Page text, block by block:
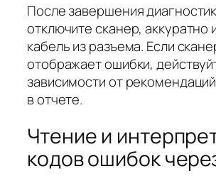
После завершения
отключите сканер, аккуратно
кабель из разъема. Если
отображает ошибки,
зависимости от
в отчете.
Чтение и
кодов ошибок